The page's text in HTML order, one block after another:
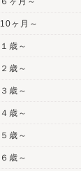
10ヶ月～
１歳～
２歳～
３歳～
４歳～
５歳～
６歳～